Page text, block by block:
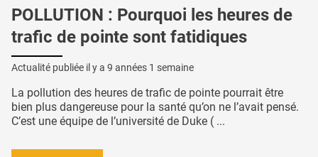
POLLUTION : Pourquoi les heures de
trafic de pointe sont fatidiques
Actualité publiée il y a 9 années 1 semaine
La pollution des heures de trafic de pointe pourrait être
bien plus dangereuse pour la santé qu’on ne l’avait pensé.
C’est une équipe de l’université de Duke ( ...